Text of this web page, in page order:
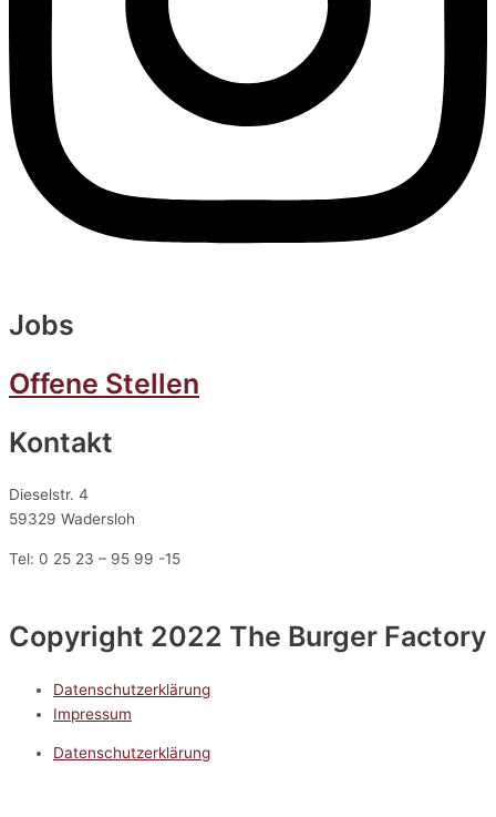
Jobs
Offene Stellen
Kontakt
Dieselstr. 4
59329 Wadersloh
Tel: 0 25 23 – 95 99 -15
Copyright 2022 The Burger Factory
Datenschutzerklärung
Impressum
Datenschutzerklärung